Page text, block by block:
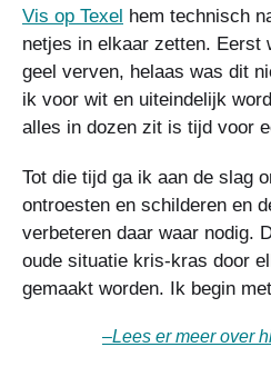
Vis op Texel hem technisch
netjes in elkaar zetten. Eerst
geel verven, helaas was dit
ik voor wit en uiteindelijk
alles in dozen zit is tijd voor
Tot die tijd ga ik aan de slag
ontroesten en schilderen en
verbeteren daar waar nodig.
oude situatie kris-kras door
gemaakt worden. Ik begin
–Lees er meer over